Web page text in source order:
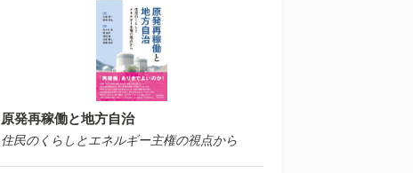
原発再稼働と地方自治
住民のくらしとエネルギー主権の視点から